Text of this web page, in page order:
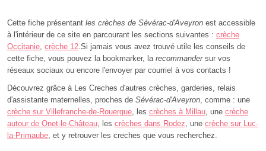
Cette fiche présentant les crèches de Sévérac-d'Aveyron est accessible
à l'intérieur de ce site en parcourant les sections suivantes : crèche
Occitanie, crèche 12.Si jamais vous avez trouvé utile les conseils de
cette fiche, vous pouvez la bookmarker, la recommandersur vos
réseaux sociaux ou encore l'envoyer par courriel à vos contacts !
Découvrez grâce à Les Creches d'autres crèches, garderies, relais
d'assistante maternelles, proches de Sévérac-d'Aveyron, comme : une
crèche sur Villefranche-de-Rouergue, les crèches à Millau, une crèche
autour de Onet-le-Château, les crèches dans Rodez, une crèche sur Luc-
la-Primaube, et y retrouver les creches que vous recherchez.